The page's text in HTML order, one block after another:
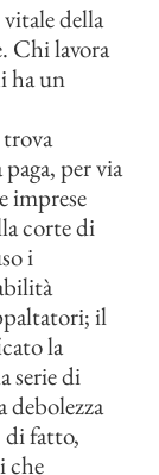
della
Chi lavora
ha un
per via
imprese
corte di
i
il
la
serie di
debolezza
di fatto,
che